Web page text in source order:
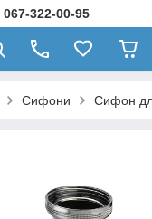
322-00-95
Сифони Сифон